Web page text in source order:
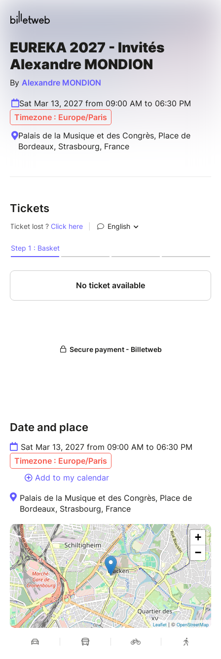
EUREKA 2027 - Invités
Alexandre MONDION
By Alexandre MONDION
Sat Mar 13, 2027 from 09:00 AM to 06:30 PM
Timezone : Europe/Paris
Palais de la Musique et des Congrès, Place de
Bordeaux, Strasbourg, France
Tickets
Date and place
Sat Mar 13, 2027 from 09:00 AM to 06:30 PM
Timezone : Europe/Paris
Add to my calendar
Palais de la Musique et des Congrès, Place de
Bordeaux, Strasbourg, France
+
−
Leaflet| © OpenStreetMap